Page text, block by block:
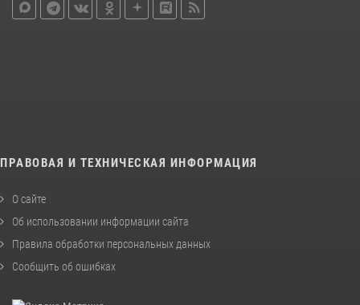
ПРАВОВАЯ И ТЕХНИЧЕСКАЯ ИНФОРМАЦИЯ
О сайте
Об использовании информации сайта
Правила обработки персональных данных
Сообщить об ошибках